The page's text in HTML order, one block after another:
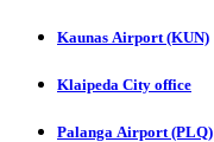
Kaunas Аirport (KUN)
Klaipeda City officе
Palanga Аirport (PLQ)